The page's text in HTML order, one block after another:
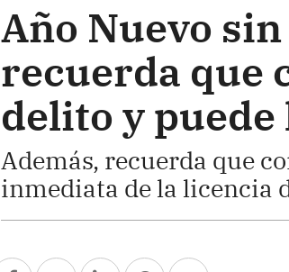
Año Nuevo
recuerda que
delito y
Además, recuerda que
inmediata de la licencia